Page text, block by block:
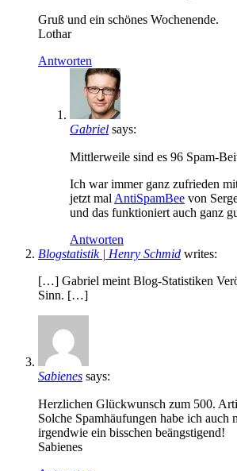
Gruß und ein schönes Wochenende.
Lothar
Antworten
Gabriel says:
Mittlerweile sind es 96 Spam-
Ich war immer ganz zufrieden
jetzt mal AntiSpamBee von
und das funktioniert auch ganz
Antworten
Blogstatistik | Henry Schmid writes:
[…] Gabriel meint Blog-Statistiken
Sinn. […]
Sabienes says:
Herzlichen Glückwunsch zum 500.
Solche Spamhäufungen habe ich auch
irgendwie ein bisschen beängstigend!
Sabienes